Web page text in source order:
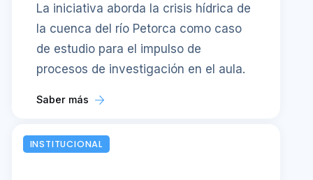
La iniciativa aborda la crisis hídrica de
la cuenca del río Petorca como caso
de estudio para el impulso de
procesos de investigación en el aula.
Saber más
INSTITUCIONAL